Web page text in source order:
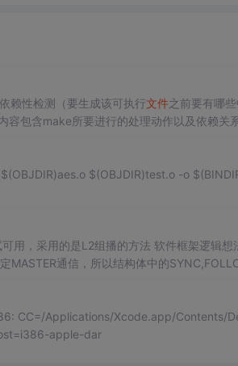
赖性检测（要生成该可执行文件之前要有哪
容包含make所要进行的处理动作以及依赖关系
用，采用的是L2组播的方法 软件框架逻辑想
MASTER通信，所以结构体中的
apple-dar